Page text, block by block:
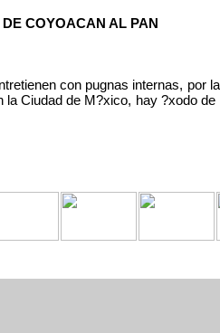
COYOACAN AL PAN
con pugnas internas, por
la Ciudad de M?xico, hay ?xodo de